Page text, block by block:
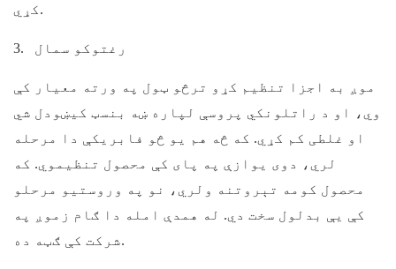
کړي.
3. رغتوکو سمال
موږ به اجزا تنظیم کړو ترڅو ټول په ورته معیار کې
وي، او د راتلونکي پروسې لپاره ښه بنسټ کیښودل شي
او غلطی کم کړي. که څه هم یو څو فابریکې دا مرحله
لري، دوی یوازې په پای کې محصول تنظیموي. که
محصول کومه تېروتنه ولري، نو په وروستیو مرحلو
کې یې بدلول سخت دي. له همدې امله دا ګام زموږ په
شرکت کې ګټه ده.